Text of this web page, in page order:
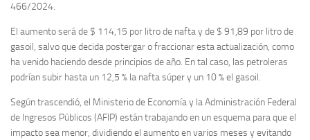
466/2024.
El aumento será de $ 114,15 por litro de nafta y de $ 91,89 por litro de
gasoil, salvo que decida postergar o fraccionar esta actualización, como
ha venido haciendo desde principios de año. En tal caso, las petroleras
podrían subir hasta un 12,5 % la nafta súper y un 10 % el gasoil.
Según trascendió, el Ministerio de Economía y la Administración Federal
de Ingresos Públicos (AFIP) están trabajando en un esquema para que el
impacto sea menor, dividiendo el aumento en varios meses y evitando